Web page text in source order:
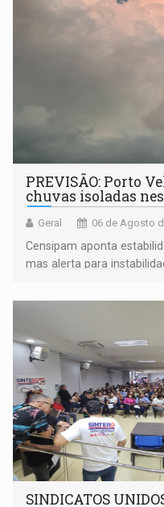
PREVISÃO: Porto
chuvas isoladas
Geral 06 de Agosto
Censipam aponta
mas alerta para
SINDICATOS